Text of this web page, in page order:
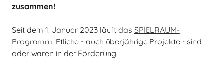
zusammen!
Seit dem 1. Januar 2023 läuft das SPIELRAUM-
Programm. Etliche - auch überjährige Projekte - sind
oder waren in der Förderung.